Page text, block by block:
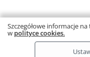
Ta strona używa
Szczegółowe informacje
w polityce cookies.